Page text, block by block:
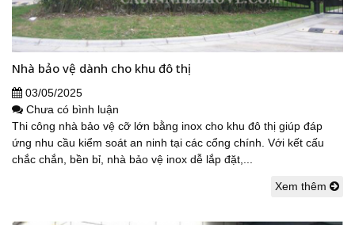
Nhà bảo vệ dành cho khu đô thị
03/05/2025
Chưa có bình luận
Thi công nhà bảo vệ cỡ lớn bằng inox cho khu đô thị giúp đáp
ứng nhu cầu kiểm soát an ninh tại các cổng chính. Với kết cấu
chắc chắn, bền bỉ, nhà bảo vệ inox dễ lắp đặt,...
Xem thêm